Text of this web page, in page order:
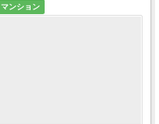
マンション